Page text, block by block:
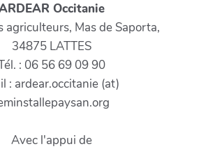
Occitanie
agriculteurs, Mas de Saporta,
34875 LATTES
: 06 56 69 09 90
: ardear.occitanie (at)
Avec l'appui de